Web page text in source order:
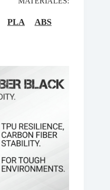
PLA
ABS